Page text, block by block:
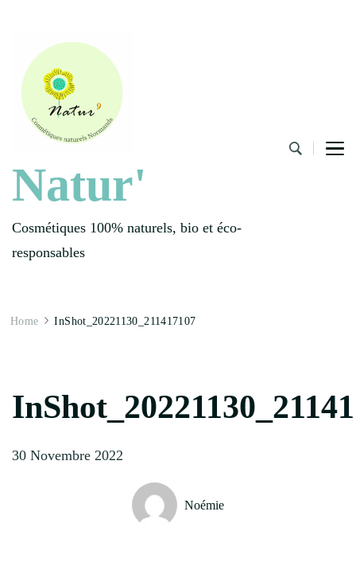
Natur'
Cosmétiques 100% naturels, bio et éco-
responsables
Home InShot_20221130_211417107
30 Novembre 2022
Noémie